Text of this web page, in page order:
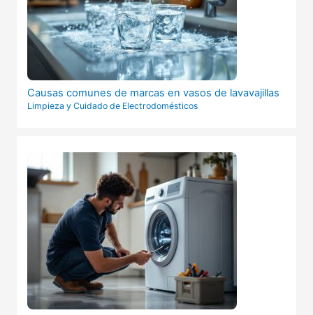
Causas comunes de marcas en vasos de lavavajillas
Limpieza y Cuidado de Electrodomésticos